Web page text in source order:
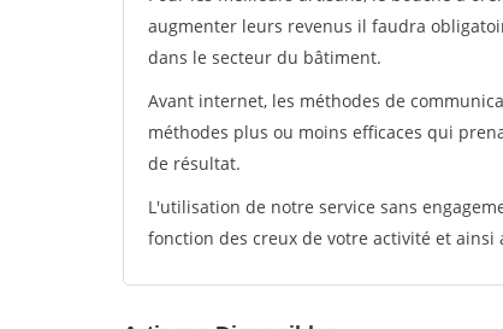
augmenter leurs revenus il faudra
dans le secteur du bâtiment.
Avant internet, les méthodes de
méthodes plus ou moins efficaces qui
de résultat.
L'utilisation de notre service sans
fonction des creux de votre activité et ainsi